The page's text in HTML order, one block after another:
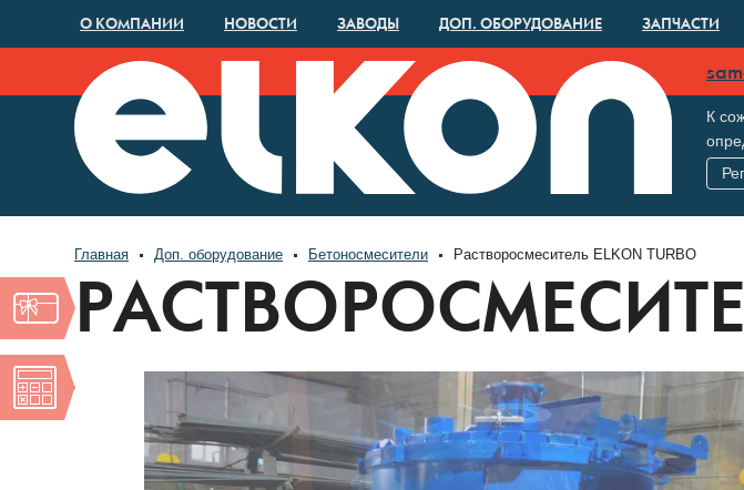
О КОМПАНИИ НОВОСТИ ЗАВОДЫ ДОП. ОБОРУДОВАНИЕ ЗАПЧАСТИ
К
Главная Доп. оборудование Бетоносмесители Растворосмеситель ELKON TURBO